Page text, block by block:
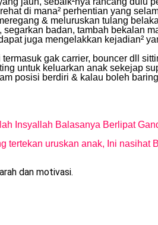
di mana² perhentian yang
& meluruskan tulang
badan, tambah bekalan
juga mengelakkan kejadian²
gak carrier, bouncer dll
untuk keluarkan anak sekejap
posisi berdiri & kalau boleh
Insyallah Balasanya Berlipat
tertekan uruskan anak, Ini nasihat
dan motivasi.